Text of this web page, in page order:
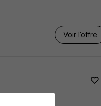
Voir l’offre